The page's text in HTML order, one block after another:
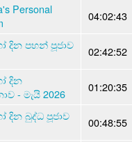
Personal
04:02:43
පහන් පූජාව
02:42:52
දින
- මැයි 2026
01:20:35
බුද්ධ පූජාව
00:48:55